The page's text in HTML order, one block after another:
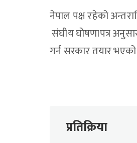
नेपाल पक्ष रहेको
संघीय घोषणापत्र
गर्न सरकार तयार
प्रतिक्रिया